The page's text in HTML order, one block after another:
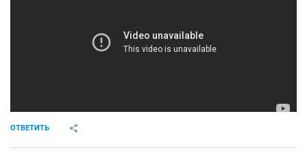
ОТВЕТИТЬ